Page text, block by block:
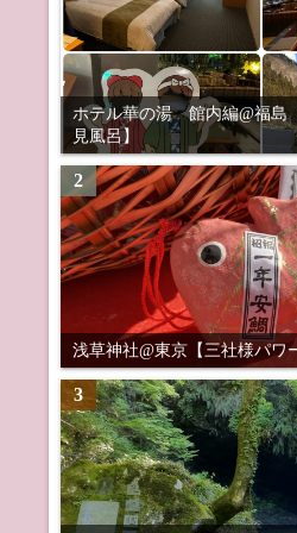
ホテル華の湯 館内編@福島
見風呂】
2
浅草神社@東京【三社様パワ
3